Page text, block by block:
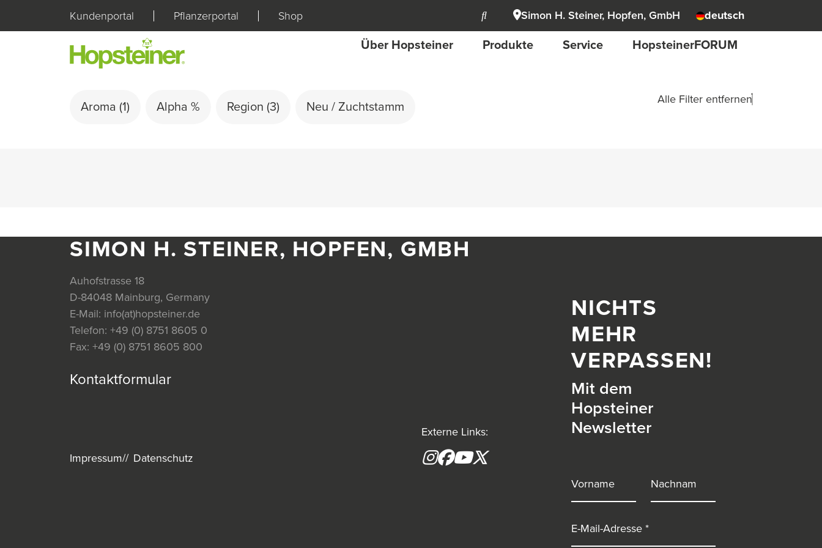
Kundenportal Pflanzerportal Shop Simon H. Steiner, Hopfen, GmbH deutsch
Über Hopsteiner Produkte Service HopsteinerFORUM
Aroma (1) Alpha % Region (3) Neu / Zuchtstamm
Alle Filter entfernen
SIMON H. STEINER, HOPFEN, GMBH
Auhofstrasse 18
D-84048 Mainburg, Germany
E-Mail: info(at)hopsteiner.de
Telefon: +49 (0) 8751 8605 0
Fax: +49 (0) 8751 8605 800
Kontaktformular
Externe Links:
Instagram
Facebook
YouTube
Impressum Datenschutz
NICHTS
MEHR
VERPASSEN!
Mit dem
Hopsteiner
Newsletter